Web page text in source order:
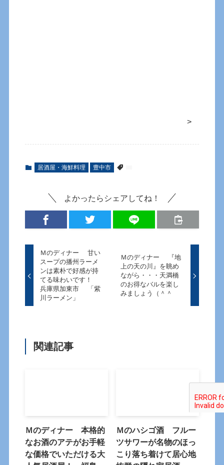
>
居酒屋・海鮮料理 豊中市
よかったらシェアしてね！
Ｍのディナー 甘い
スープの播州ラーメ
ンは素朴で好感が持
てる味わいです！
兵庫県加東市 「紫
川ラーメン」
Ｍのディナー 『地
上の天の川』を眺め
ながら・・・天満橋
のお得なバルを楽し
みましょう（＾＾
関連記事
Ｍのディナー 本格的
なお酒のアテがお手軽
な価格でいただける大
Ｍのハシゴ酒 フルー
ツサワーが名物のほっ
こり落ち着けて居心地